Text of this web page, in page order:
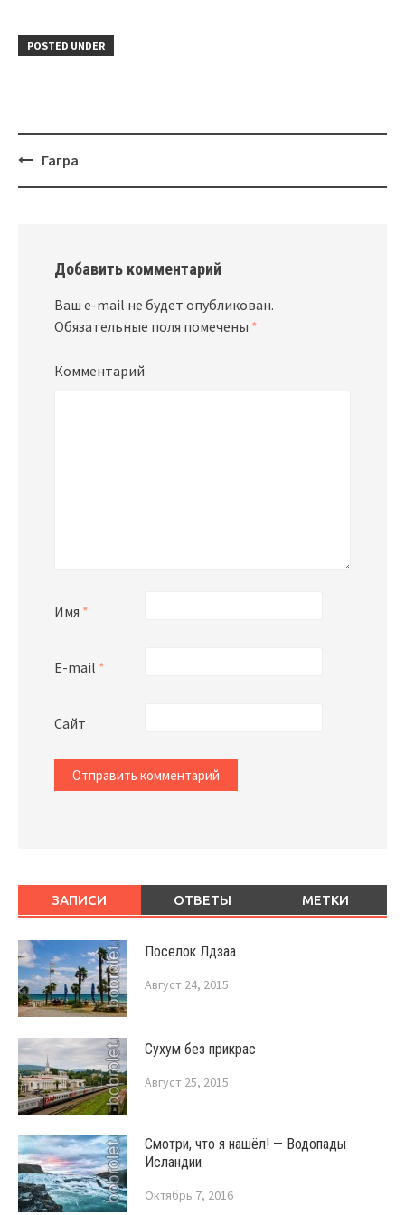
POSTED UNDER
Post
Гагра
Добавить комментарий
Ваш e-mail не будет опубликован.
Обязательные поля помечены *
Комментарий
Имя *
E-mail *
Сайт
ЗАПИСИ ОТВЕТЫ МЕТКИ
Поселок Лдзаа
Август 24, 2015
Сухум без прикрас
Август 25, 2015
Смотри, что я нашёл! — Водопады
Исландии
Октябрь 7, 2016